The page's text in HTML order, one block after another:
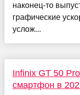
наконец-то
графические
услож...
Infinix GT 50
смартфон в